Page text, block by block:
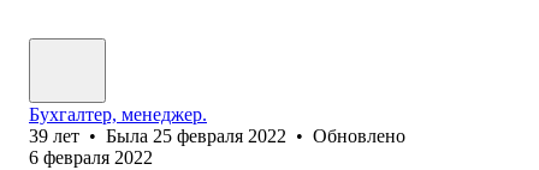
Бухгалтер, менеджер.
39 лет • Была 25 февраля 2022 • Обновлено
6 февраля 2022